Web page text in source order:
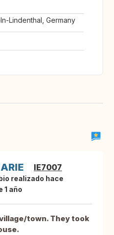
Lindenthal, Germany
IE7007
realizado hace
1 año
town. They took